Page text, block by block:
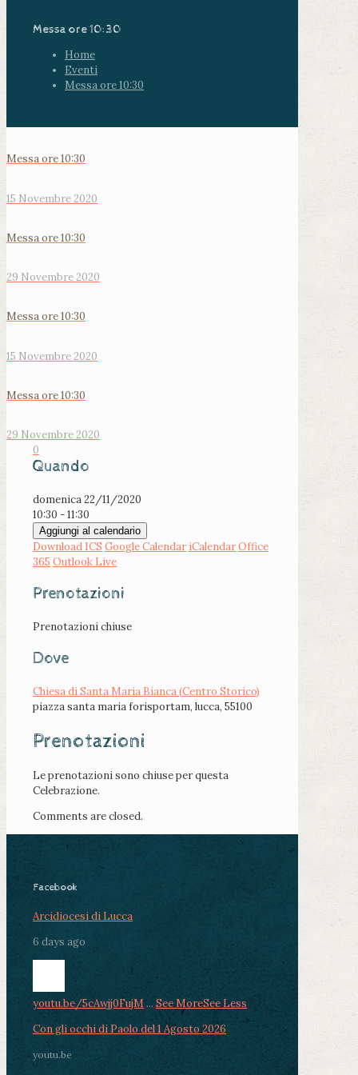
Messa ore 10:30
Home
Eventi
Messa ore 10:30
Messa ore 10:30
15 Novembre 2020
Messa ore 10:30
29 Novembre 2020
Messa ore 10:30
15 Novembre 2020
Messa ore 10:30
29 Novembre 2020
0
Quando
domenica 22/11/2020
10:30 - 11:30
Aggiungi al calendario
Download ICS Google Calendar iCalendarOffice
365 Outlook Live
Prenotazioni
Prenotazioni chiuse
Dove
Chiesa di Santa Maria Bianca (Centro Storico)
piazza santa maria forisportam, lucca, 55100
Prenotazioni
Le prenotazioni sono chiuse per questa
Celebrazione.
Comments are closed.
Facebook
Arcidiocesi di Lucca
6 days ago
youtu.be/5cAwjj0FujM ... See MoreSee Less
Con gli occhi di Paolo del 1 Agosto 2026
youtu.be